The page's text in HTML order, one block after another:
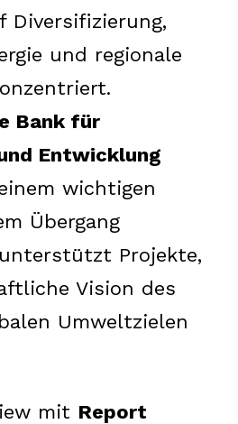
Diversifizierung,
und regionale
Bank für
Entwicklung
wichtigen
Übergang
Projekte,
Vision des
Umweltzielen
mit Report